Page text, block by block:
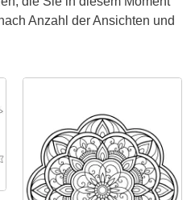
Anzahl der Ansichten und